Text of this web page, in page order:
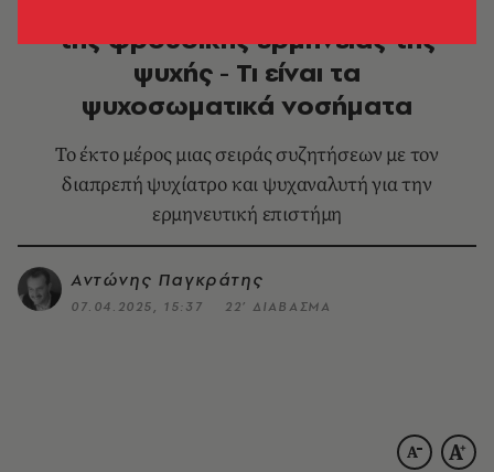
της φροϋδικής ερμηνείας της
ψυχής - Τι είναι τα
ψυχοσωματικά νοσήματα
Το έκτο μέρος μιας σειράς συζητήσεων με τον
διαπρεπή ψυχίατρο και ψυχαναλυτή για την
ερμηνευτική επιστήμη
Αντώνης Παγκράτης
07.04.2025, 15:37 22’ ΔΙΑΒΑΣΜΑ